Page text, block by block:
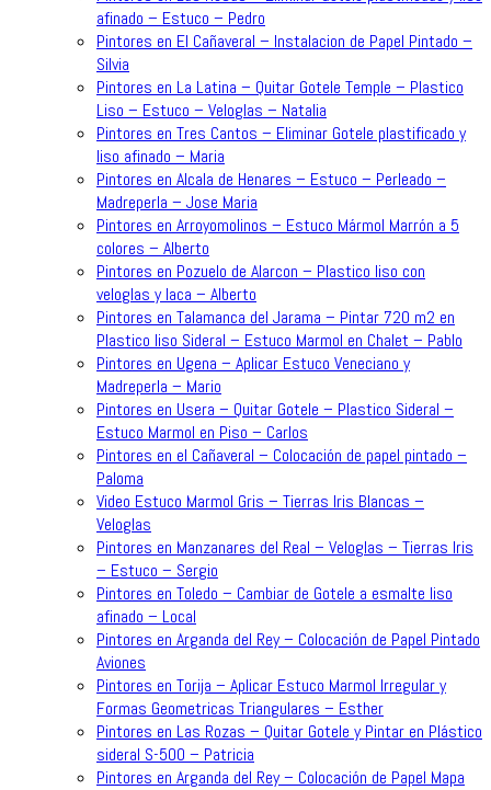
afinado – Estuco – Pedro
Pintores en El Cañaveral – Instalacion de Papel Pintado –
Silvia
Pintores en La Latina – Quitar Gotele Temple – Plastico
Liso – Estuco – Veloglas – Natalia
Pintores en Tres Cantos – Eliminar Gotele plastificado y
liso afinado – Maria
Pintores en Alcala de Henares – Estuco – Perleado –
Madreperla – Jose Maria
Pintores en Arroyomolinos – Estuco Mármol Marrón a 5
colores – Alberto
Pintores en Pozuelo de Alarcon – Plastico liso con
veloglas y laca – Alberto
Pintores en Talamanca del Jarama – Pintar 720 m2 en
Plastico liso Sideral – Estuco Marmol en Chalet – Pablo
Pintores en Ugena – Aplicar Estuco Veneciano y
Madreperla – Mario
Pintores en Usera – Quitar Gotele – Plastico Sideral –
Estuco Marmol en Piso – Carlos
Pintores en el Cañaveral – Colocación de papel pintado –
Paloma
Video Estuco Marmol Gris – Tierras Iris Blancas –
Veloglas
Pintores en Manzanares del Real – Veloglas – Tierras Iris
– Estuco – Sergio
Pintores en Toledo – Cambiar de Gotele a esmalte liso
afinado – Local
Pintores en Arganda del Rey – Colocación de Papel Pintado
Aviones
Pintores en Torija – Aplicar Estuco Marmol Irregular y
Formas Geometricas Triangulares – Esther
Pintores en Las Rozas – Quitar Gotele y Pintar en Plástico
sideral S-500 – Patricia
Pintores en Arganda del Rey – Colocación de Papel Mapa